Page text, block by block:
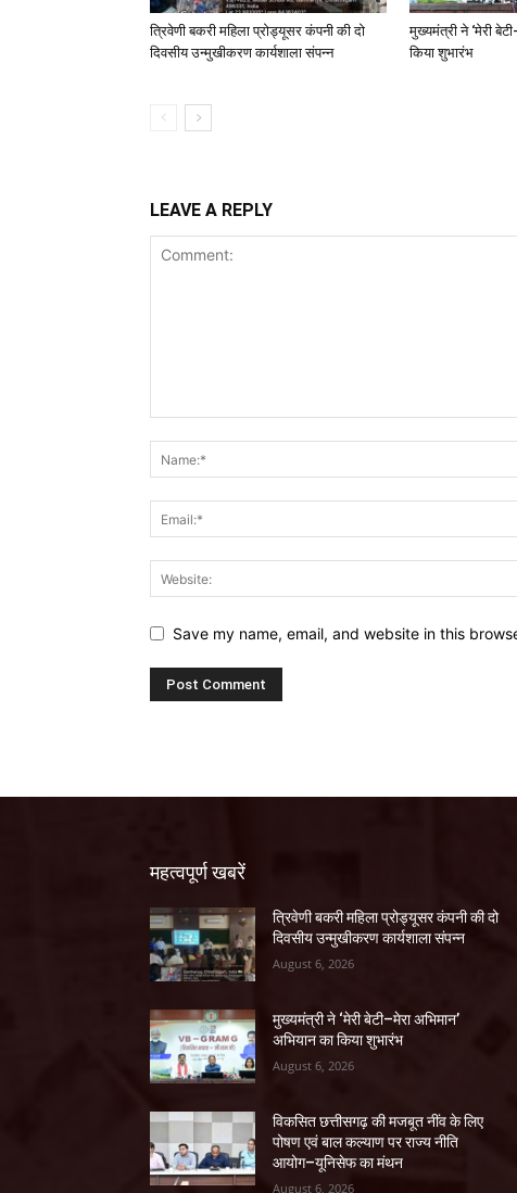
त्रिवेणी बकरी महिला प्रोड्यूसर कंपनी की दो
दिवसीय उन्मुखीकरण कार्यशाला संपन्न
मुख्यमंत्री ने ‘मेरी
किया शुभारंभ
LEAVE A REPLY
Save my name, email, and website in this
महत्वपूर्ण खबरें
त्रिवेणी बकरी महिला प्रोड्यूसर कंपनी की दो
दिवसीय उन्मुखीकरण कार्यशाला संपन्न
August 6, 2026
मुख्यमंत्री ने ‘मेरी बेटी–मेरा अभिमान’
अभियान का किया शुभारंभ
August 6, 2026
विकसित छत्तीसगढ़ की मजबूत नींव के लिए
पोषण एवं बाल कल्याण पर राज्य नीति
आयोग–यूनिसेफ का मंथन
August 6, 2026